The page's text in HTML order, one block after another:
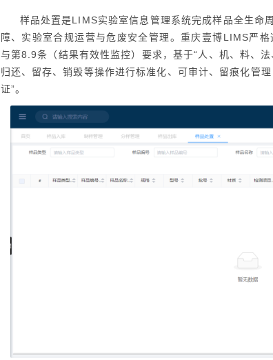
样品处置是LIMS实验室信息管理系统完成样品全生命
障、实验室合规运营与危废安全管理。重庆壹博LIMS严
与第8.9条（结果有效性监控）要求，基于“人、机、料、
归还、留存、销毁等操作进行标准化、可审计、留痕化管
证”。